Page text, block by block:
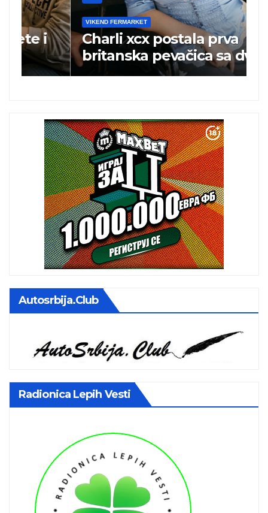
VIKEND FERMARKET
Charli xcx postala prva
britanska pevačica sa dva
albuma na prvom mestu u
Autosrbija.club
Radionica Lepih Vesti